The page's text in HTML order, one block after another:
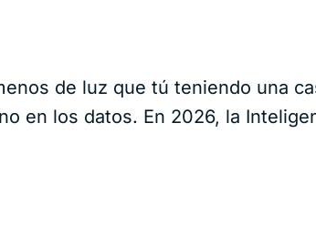
de luz que tú teniendo una
en los datos. En 2026, la